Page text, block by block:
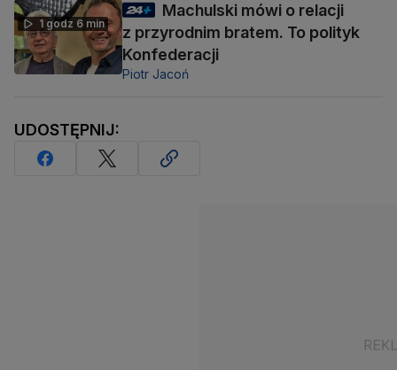
1 godz 6 min
Machulski mówi o relacji
z przyrodnim bratem. To polityk
Konfederacji
Piotr Jacoń
UDOSTĘPNIJ: